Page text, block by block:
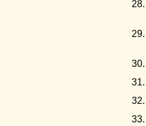
28.
29.
30.
31.
32.
33.